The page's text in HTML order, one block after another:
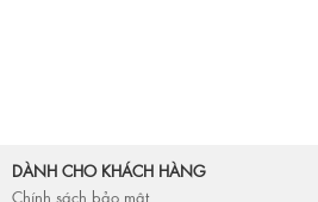
DÀNH CHO KHÁCH HÀNG
Chính sách bảo mật